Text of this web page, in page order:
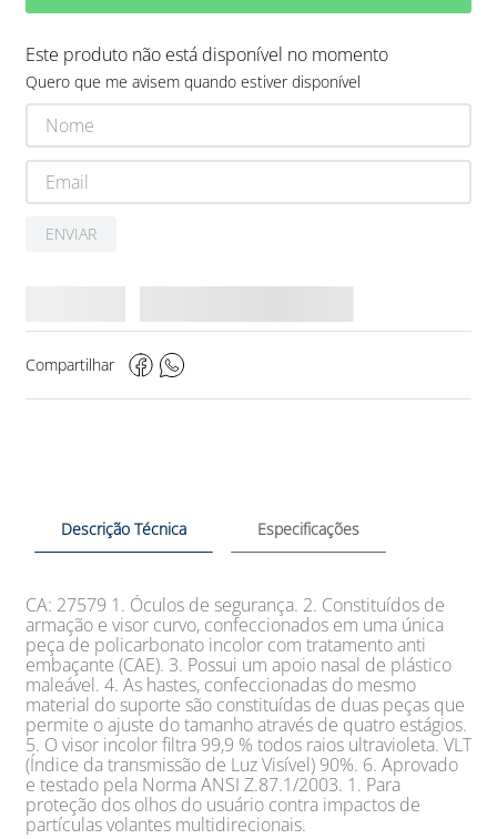
Este produto não está disponível no momento
Quero que me avisem quando estiver disponível
ENVIAR
Compartilhar
Descrição Técnica Especificações
CA: 27579 1. Óculos de segurança. 2. Constituídos de
armação e visor curvo, confeccionados em uma única
peça de policarbonato incolor com tratamento anti
embaçante (CAE). 3. Possui um apoio nasal de plástico
maleável. 4. As hastes, confeccionadas do mesmo
material do suporte são constituídas de duas peças que
permite o ajuste do tamanho através de quatro estágios.
5. O visor incolor filtra 99,9 % todos raios ultravioleta. VLT
(Índice da transmissão de Luz Visível) 90%. 6. Aprovado
e testado pela Norma ANSI Z.87.1/2003. 1. Para
proteção dos olhos do usuário contra impactos de
partículas volantes multidirecionais.